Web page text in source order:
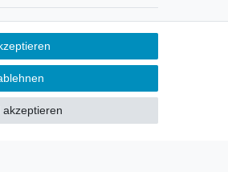
über neu eingetroffene
oder Neuheiten
informiert werden?
akzeptieren